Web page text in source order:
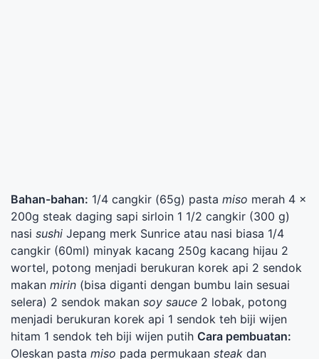
Bahan-bahan: 1/4 cangkir (65g) pasta miso merah 4 x
200g steak daging sapi sirloin 1 1/2 cangkir (300 g)
nasi sushi Jepang merk Sunrice atau nasi biasa 1/4
cangkir (60ml) minyak kacang 250g kacang hijau 2
wortel, potong menjadi berukuran korek api 2 sendok
makan mirin (bisa diganti dengan bumbu lain sesuai
selera) 2 sendok makan soy sauce 2 lobak, potong
menjadi berukuran korek api 1 sendok teh biji wijen
hitam 1 sendok teh biji wijen putih Cara pembuatan:
Oleskan pasta miso pada permukaan steak dan